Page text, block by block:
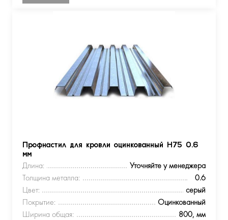
Профнастил для кровли оцинкованный Н75 0.6
мм
Длина:
Уточняйте у менеджера
Толщина металла:
0.6
Цвет:
серый
Покрытие:
Оцинкованный
Ширина общая:
800, мм